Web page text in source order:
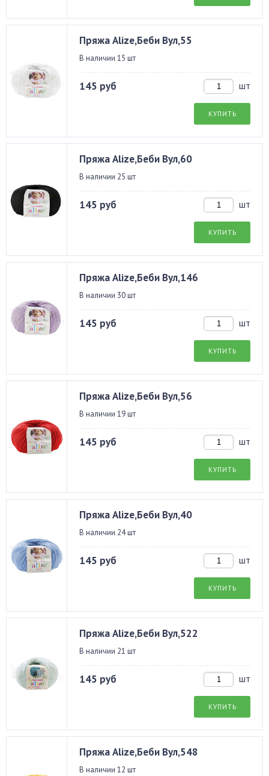
Пряжа Alize,Беби Вул,55
В наличии 15 шт
145 руб шт
КУПИТЬ
Пряжа Alize,Беби Вул,60
В наличии 25 шт
145 руб шт
КУПИТЬ
Пряжа Alize,Беби Вул,146
В наличии 30 шт
145 руб шт
КУПИТЬ
Пряжа Alize,Беби Вул,56
В наличии 19 шт
145 руб шт
КУПИТЬ
Пряжа Alize,Беби Вул,40
В наличии 24 шт
145 руб шт
КУПИТЬ
Пряжа Alize,Беби Вул,522
В наличии 21 шт
145 руб шт
КУПИТЬ
Пряжа Alize,Беби Вул,548
В наличии 12 шт